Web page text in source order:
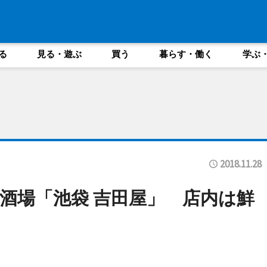
見る・遊ぶ 買う 暮らす・働く 学ぶ
2018.11.28
場「池袋 吉田屋」 店内は鮮